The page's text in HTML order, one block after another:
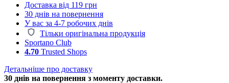
Доставка від 119 грн
30 днів на повернення
У вас за 4-7 робочих днів
Тільки оригінальна продукція
Sportano Club
4.70 Trusted Shops
Детальніше про доставку
30 днів на повернення з моменту доставки.